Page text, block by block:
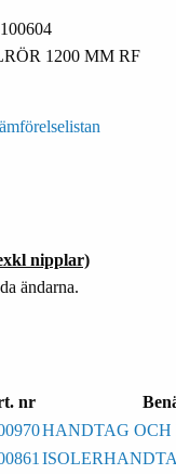
1200 MM RF
nipplar)
ändarna.
nr
HANDTAG OCH